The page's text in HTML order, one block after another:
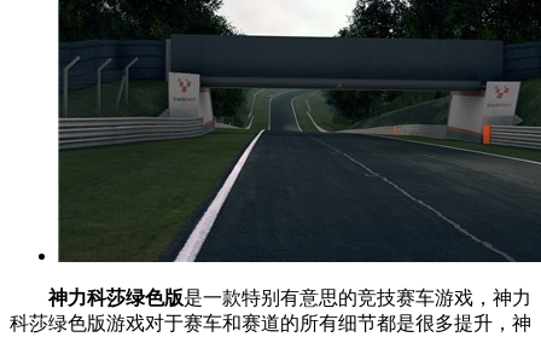
神力科莎绿色版是一款特别有意思的竞技赛车游戏，神力
科莎绿色版游戏对于赛车和赛道的所有细节都是很多提升，神